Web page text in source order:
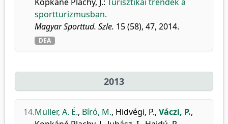
sportturizmusban.
Magyar Sporttud. Szle. 15 (58), 47, 2014.
DEA
2013
14.Müller, A. É., Bíró, M., Hidvégi, P., Váczi, P.,